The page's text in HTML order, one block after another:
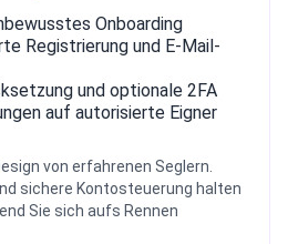
Onboarding
Registrierung und E-Mail-
und optionale 2FA
auf autorisierte Eigner
von erfahrenen Seglern.
sichere Kontosteuerung halten
Sie sich aufs Rennen